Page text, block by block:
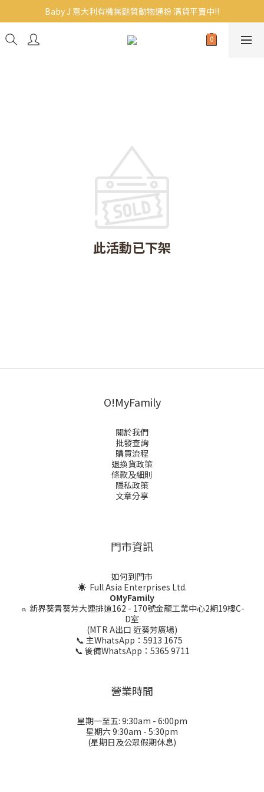
Baby J 意大利有機無麩質動物通粉 清貨平賣中!!
Baby J 意大利有機無麩質動物通粉 清貨平賣中!!
BB主食/幼兒食品現貨｜滿$300免運｜滿$500再9折
此活動已下架
O!MyFamily
關於我們
批發查詢
購買流程
退換貨政策
條款及細則
隱私政策
文章分享
門市資訊
如何到門市
☀ Full Asia Enterprises Ltd.
OMyFamily
⍝ 新界葵青葵芳大連排道162 - 170號金龍工業中心2期19樓C-
D室
(MTR A出口 近葵芳廣場)
📞 主WhatsApp：5913 1675
📞 後備WhatsApp：5365 9711
營業時間
星期一至五: 9:30am - 6:00pm
星期六 9:30am - 5:30pm
(星期日及公眾假期休息)